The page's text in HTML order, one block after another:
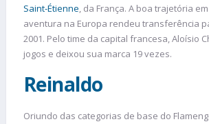
Saint-Étienne, da França. A boa trajetória
aventura na Europa rendeu transferência
2001. Pelo time da capital francesa, Aloísio
jogos e deixou sua marca 19 vezes.
Reinaldo
Oriundo das categorias de base do